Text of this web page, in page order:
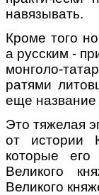
навязывать.
Кроме того
а русским -
монголо-
ратями
еще название
Это тяжелая
от истории
которые его
Великого
Великого